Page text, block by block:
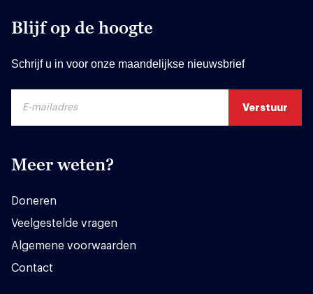
Blijf op de hoogte
Schrijf u in voor onze maandelijkse nieuwsbrief
Meer weten?
Doneren
Veelgestelde vragen
Algemene voorwaarden
Contact